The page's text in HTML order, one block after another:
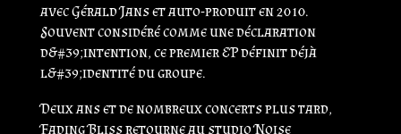
avec Gérald Jans et auto-produit en 2010.
Souvent considéré comme une déclaration
d&#39;intention, ce premier EP définit déjà
l&#39;identité du groupe.
Deux ans et de nombreux concerts plus tard,
Fading Bliss retourne au studio Noise